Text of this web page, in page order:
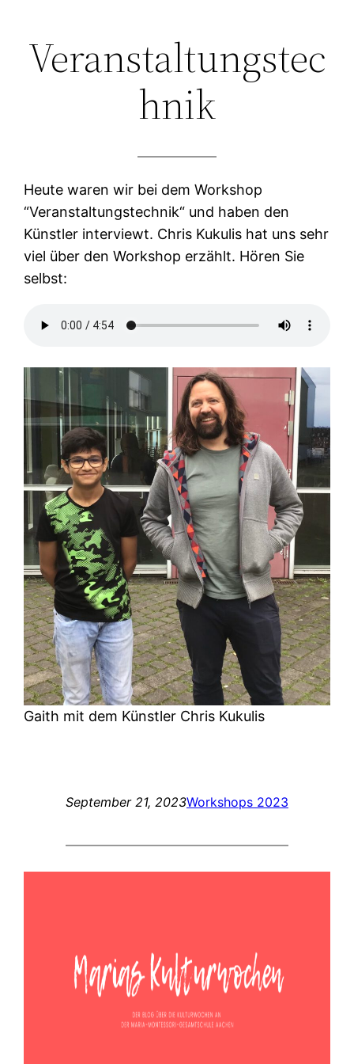
springen
Veranstaltungstec
hnik
Heute waren wir bei dem Workshop
“Veranstaltungstechnik“ und haben den
Künstler interviewt. Chris Kukulis hat uns sehr
viel über den Workshop erzählt. Hören Sie
selbst:
Gaith mit dem Künstler Chris Kukulis
September 21, 2023Workshops 2023